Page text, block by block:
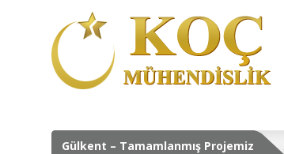
Gülkent – Tamamlanmış Projemiz